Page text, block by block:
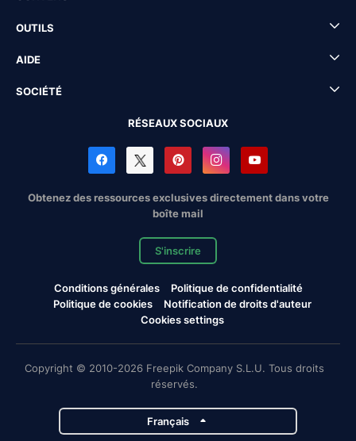
OUTILS
AIDE
SOCIÉTÉ
RÉSEAUX SOCIAUX
Obtenez des ressources exclusives directement dans votre
boîte mail
S'inscrire
Conditions générales
Politique de confidentialité
Politique de cookies
Notification de droits d'auteur
Cookies settings
Copyright © 2010-2026 Freepik Company S.L.U. Tous droits
réservés.
Français